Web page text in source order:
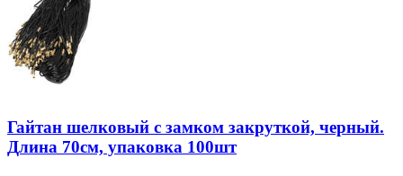
Гайтан шелковый с замком закруткой, черный.
Длина 70см, упаковка 100шт